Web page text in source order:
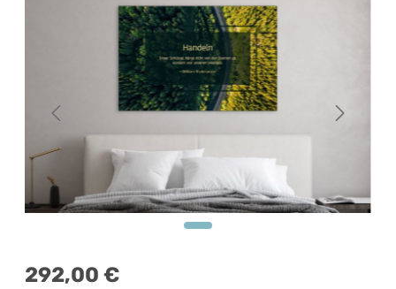
Regulärer Preis:
292,00 €